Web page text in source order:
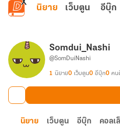
ข้ามไปยังเนื้อหาหลัก
นิยาย เว็บตูน อีบุ๊ก
Somdui_Nashi
@SomDuiNashi
1 นิยาย0 เว็บตูน0 อีบุ๊ก0 คน
นิยาย เว็บตูน อีบุ๊ก คอลเ